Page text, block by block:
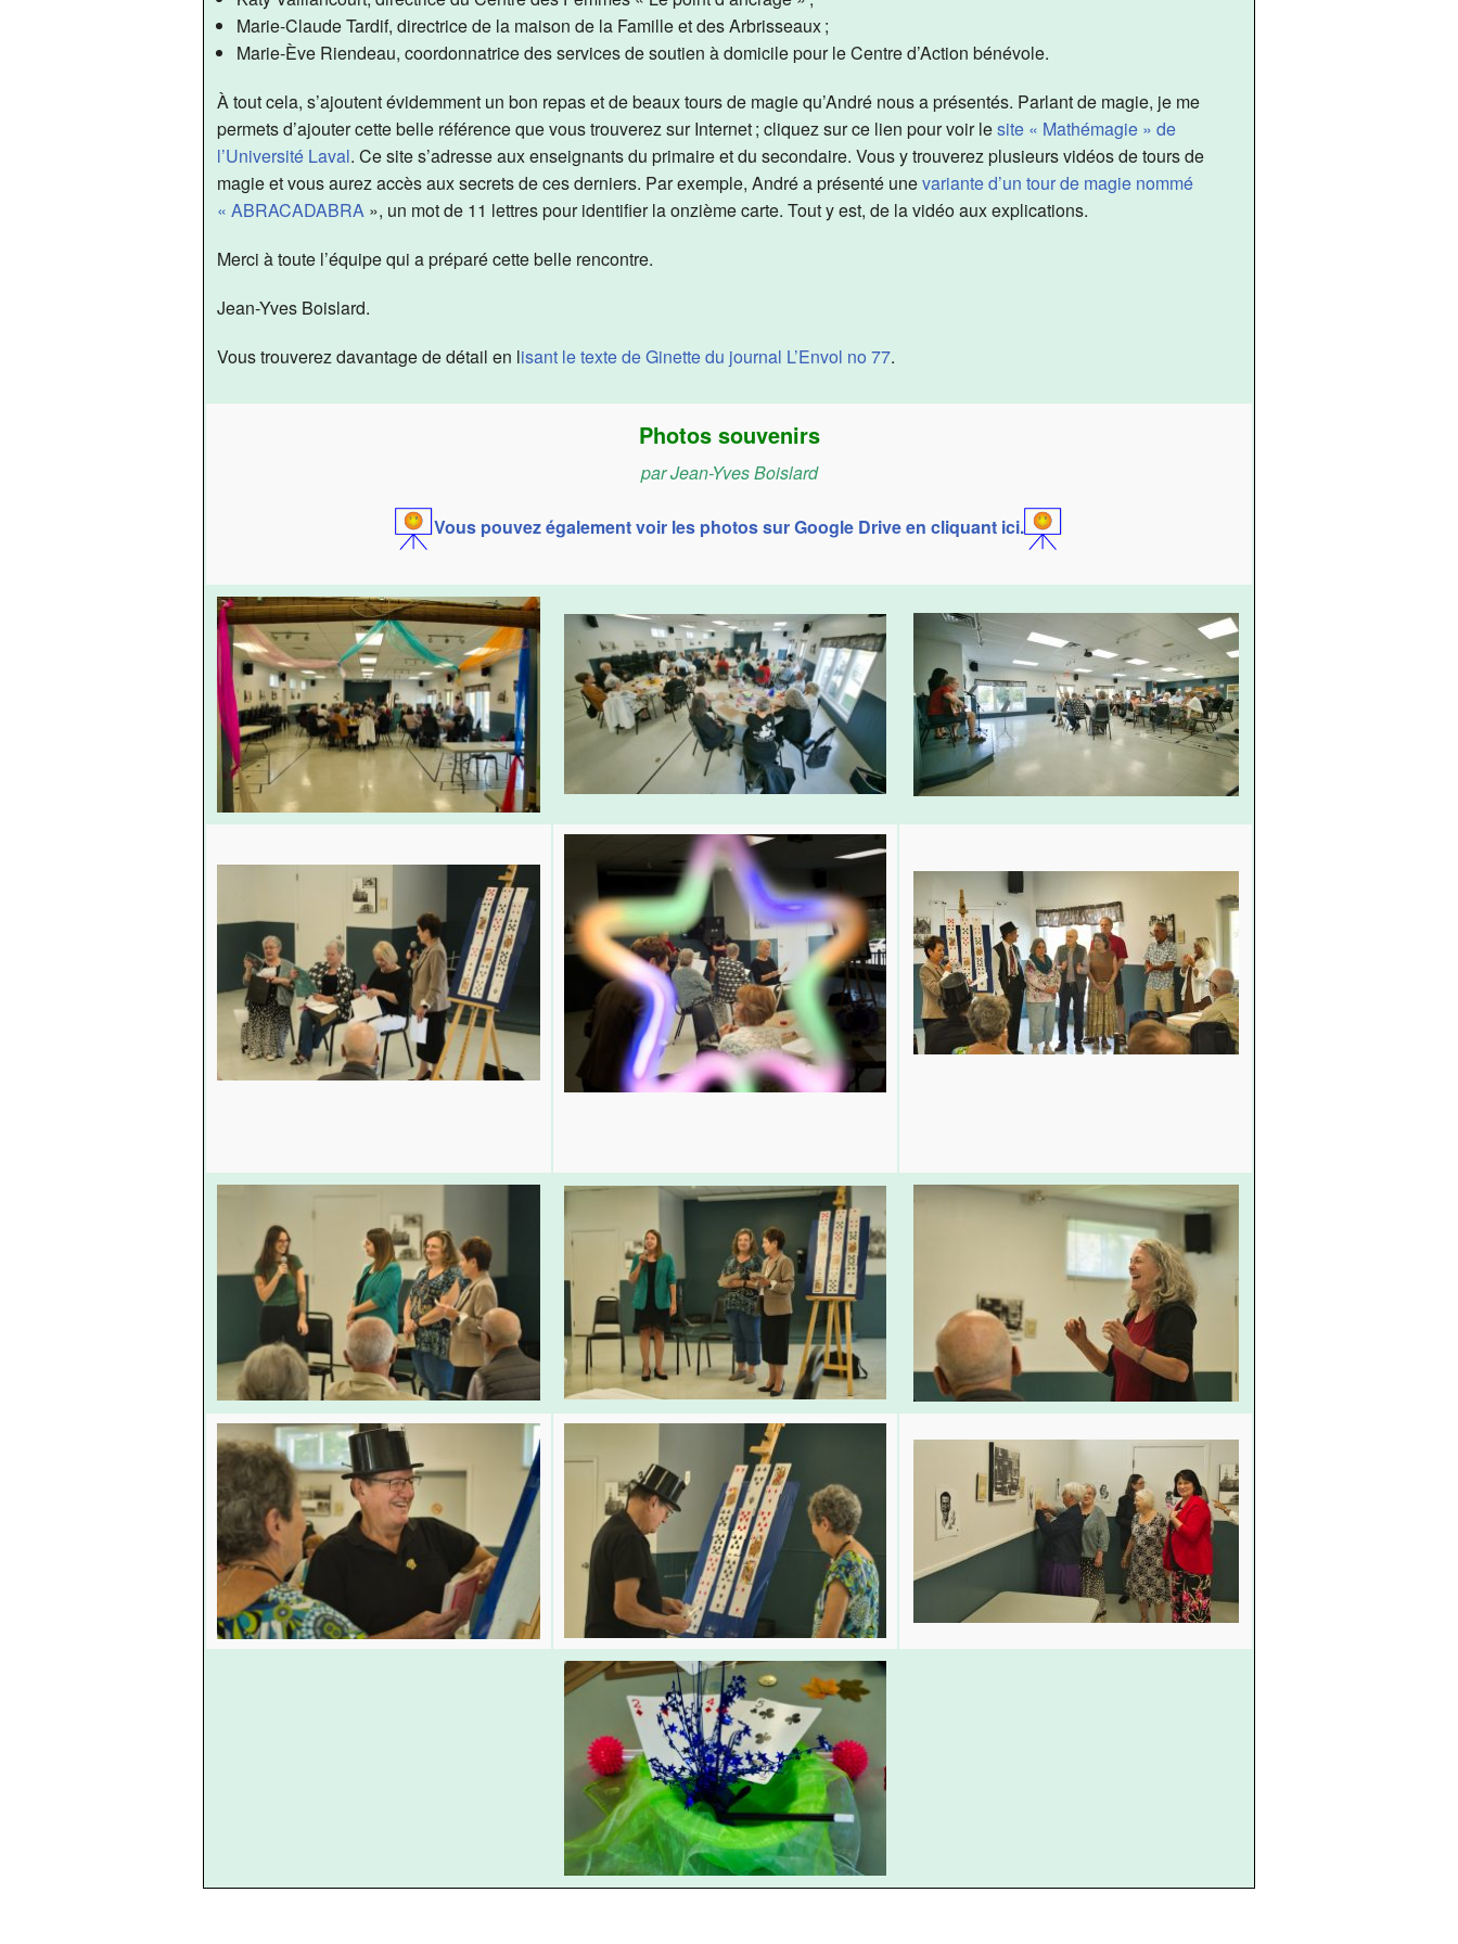
Retrouvailles 2022
Journée internationale des hommes 2019 — AREQ Estrie
Diner des bénévoles 2019
Non-rentrée 2019
Activité Cabane à sucre 2019
Activité Saint-Valentin 2019
Activité Noël 2018
Brunch des bénévoles 2018
Non-rentrée 2018
Activités 2017-2018Sortie de fin d’année — Visite à Lac-Mégantic
Activité régionale — La santé tout azimut
Activité St-Valentin 2018
Activité Noël 2017
Déjeuner de la journée des hommes 2017
Activité environement
Cabane à sucre 2017
AGS- 2017
Sortie Juin 2017
marche et thé 2017
non-rentrée 2016
Activités 2015-2016St-Valentin 2016
Musée du bronze
Manoir du Lac William
Jardin de vos rêves
Marie-Claude Tardif, directrice de la maison de la Famille et des Arbrisseaux ;
Marie-Ève Riendeau, coordonnatrice des services de soutien à domicile pour le Centre d’Action bénévole.
À tout cela, s’ajoutent évidemment un bon repas et de beaux tours de magie qu’André nous a présentés. Parlant de magie, je me
permets d’ajouter cette belle référence que vous trouverez sur Internet ; cliquez sur ce lien pour voir lesite « Mathémagie » de
l’Université Laval. Ce site s’adresse aux enseignants du primaire et du secondaire. Vous y trouverez plusieurs vidéos de tours de
magie et vous aurez accès aux secrets de ces derniers. Par exemple, André a présenté unevariante d’un tour de magie nommé
« ABRACADABRA », un mot de 11 lettres pour identifier la onzième carte. Tout y est, de la vidéo aux explications.
Merci à toute l’équipe qui a préparé cette belle rencontre.
Jean-Yves Boislard.
Vous trouverez davantage de détail en lisant le texte de Ginette du journal L’Envol no 77.
Photos souvenirs
par Jean-Yves Boislard
Vous pouvez également voir les photos sur Google Drive en cliquant ici.